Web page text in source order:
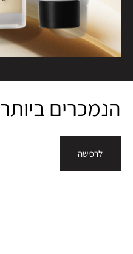
הנמכרים ביותר
לרכישה